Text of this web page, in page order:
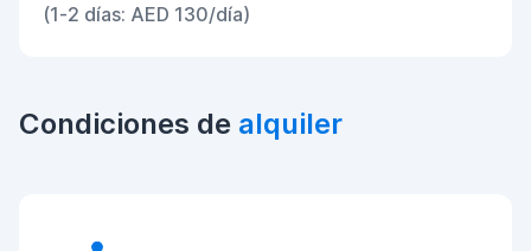
(1-2 días: AED 130/día)
Condiciones de alquiler